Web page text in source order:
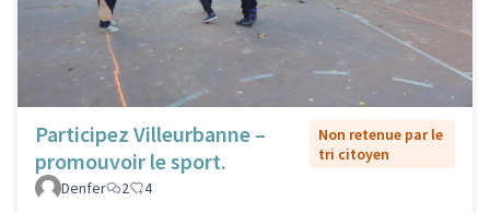
Participez Villeurbanne –
promouvoir le sport.
Non retenue par le
tri citoyen
Denfer
2 4